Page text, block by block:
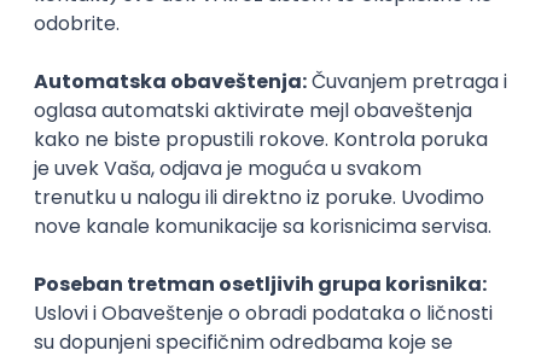
Zanimanja posle studija
Endodontista Radioterapeut